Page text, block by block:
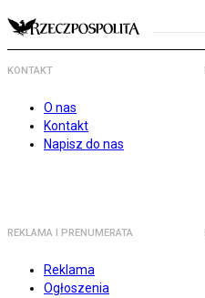
KONTAKT
O nas
Kontakt
Napisz do nas
REKLAMA I PRENUMERATA
Reklama
Ogłoszenia